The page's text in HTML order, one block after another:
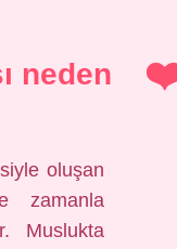
neden
oluşan
zamanla
Muslukta